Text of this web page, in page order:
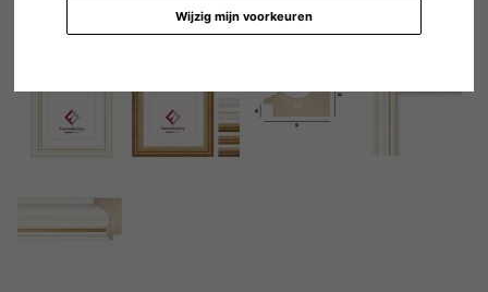
Wijzig mijn voorkeuren